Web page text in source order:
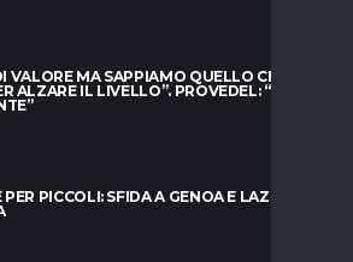
VALORE MA SAPPIAMO QUELLO CHE
ALZARE IL LIVELLO”. PROVEDEL: “MESE
PICCOLI: SFIDA A GENOA E LAZIO,